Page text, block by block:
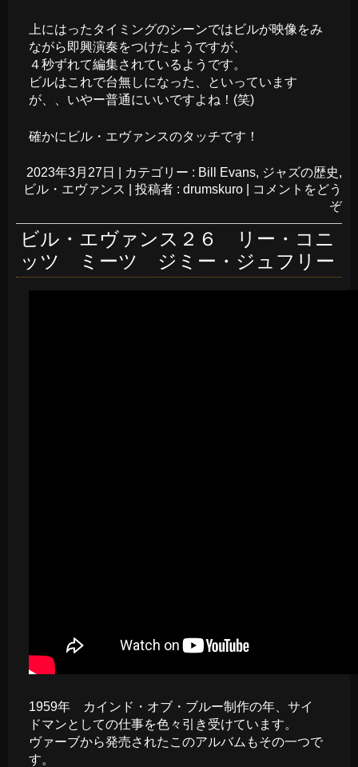
上にはったタイミングのシーンではビルが映像をみ
ながら即興演奏をつけたようですが、
４秒ずれて編集されているようです。
ビルはこれで台無しになった、といっています
が、、いやー普通にいいですよね！(笑)
確かにビル・エヴァンスのタッチです！
2023年3月27日 カテゴリー : Bill Evans, ジャズの歴史,
ビル・エヴァンス
投稿者 : drumskuro
コメントをどう
ぞ
ビル・エヴァンス２６ リー・コニ
ッツ ミーツ ジミー・ジュフリー
1959年 カインド・オブ・ブルー制作の年、サイ
ドマンとしての仕事を色々引き受けています。
ヴァーブから発売されたこのアルバムもその一つで
す。